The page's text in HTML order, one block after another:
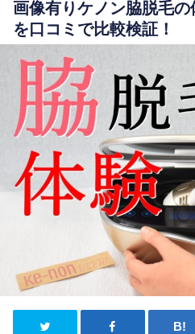
画像有りケノン脇脱毛
を口コミで比較検証！